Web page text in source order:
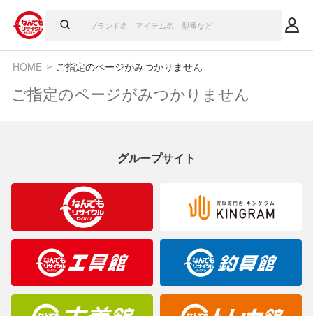
HOME ご指定のページがみつかりません
ご指定のページがみつかりません
グループサイト